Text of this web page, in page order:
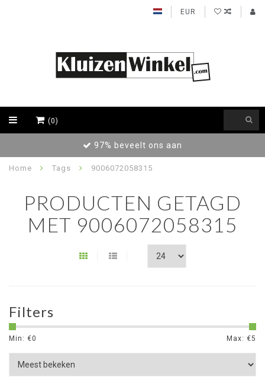
EUR
(0)
97% beveelt ons aan
Home Tags 9006072058315
PRODUCTEN GETAGD
MET 9006072058315
Filters
Min: €0 Max: €5